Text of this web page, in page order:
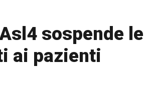
sospende le
ai pazienti